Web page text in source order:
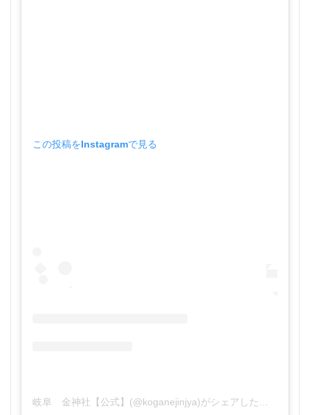
この投稿をInstagramで見る